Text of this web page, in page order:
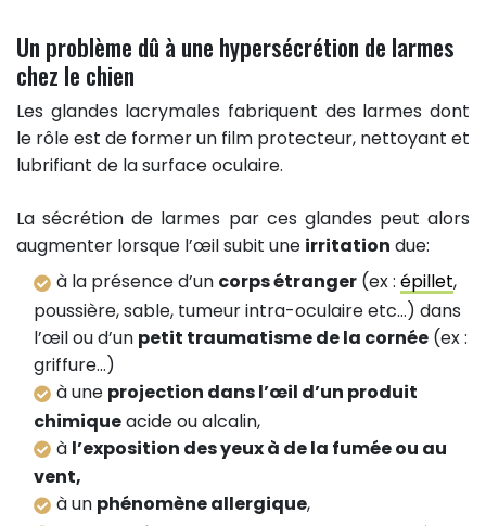
Un problème dû à une hypersécrétion de larmes
chez le chien
Les glandes lacrymales fabriquent des larmes dont
le rôle est de former un film protecteur, nettoyant et
lubrifiant de la surface oculaire.
La sécrétion de larmes par ces glandes peut alors
augmenter lorsque l’œil subit une irritation due:
à la présence d’un corps étranger (ex : épillet,
poussière, sable, tumeur intra-oculaire etc…) dans
l’œil ou d’un petit traumatisme de la cornée (ex :
griffure…)
à une projection dans l’œil d’un produit
chimiqueacide ou alcalin,
à l’exposition des yeux à de la fumée ou au
vent,
à un phénomène allergique,